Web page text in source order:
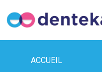
ACCUEIL